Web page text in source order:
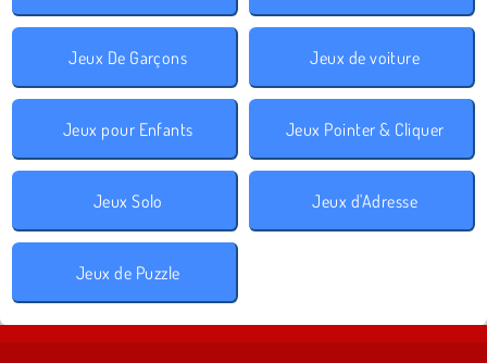
Jeux De Garçons Jeux de voiture
Jeux pour Enfants Jeux Pointer & Cliquer
Jeux Solo Jeux d'Adresse
Jeux de Puzzle